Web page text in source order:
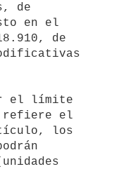
de
en el
de
refiere el
los